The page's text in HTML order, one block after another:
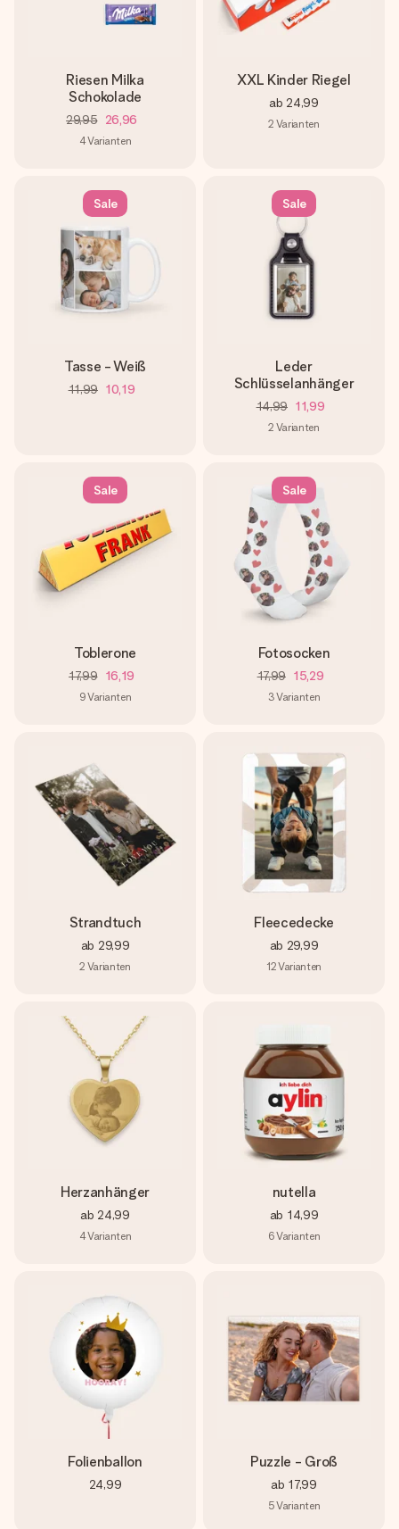
Riesen Milka
Schokolade
29,95 26,96
4Varianten
XXL Kinder Riegel
ab 24,99
2 Varianten
Sale
Tasse - Weiß
11,99 10,19
Sale
Leder
Schlüsselanhänger
14,99 11,99
2 Varianten
Sale
Toblerone
17,99 16,19
9Varianten
Sale
Fotosocken
17,99 15,29
3Varianten
Strandtuch
ab 29,99
2 Varianten
Fleecedecke
ab 29,99
12Varianten
Herzanhänger
ab 24,99
4Varianten
nutella
ab 14,99
6Varianten
Folienballon
24,99
Puzzle - Groß
ab 17,99
5Varianten